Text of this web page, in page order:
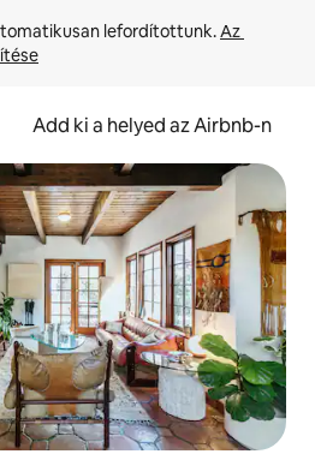
lefordítottunk. Az
Add ki a helyed az Airbnb-n